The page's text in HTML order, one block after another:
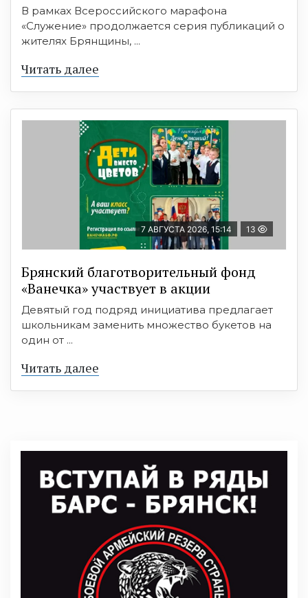
В рамках Всероссийского марафона
«Служение» продолжается серия публикаций о
жителях Брянщины, ...
Читать далее
7 АВГУСТА 2026, 15:14 13
Брянский благотворительный фонд
«Ванечка» участвует в акции
Девятый год подряд инициатива предлагает
школьникам заменить множество букетов на
один от ...
Читать далее